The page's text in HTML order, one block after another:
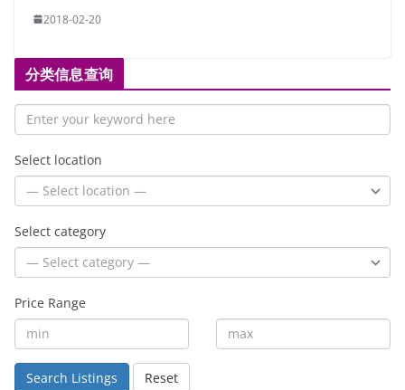
2018-02-20
分类信息查询
Select location
Select category
Price Range
Search Listings Reset